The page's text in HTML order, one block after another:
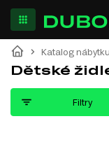
Katalog nábytku
Dětské
Filtry